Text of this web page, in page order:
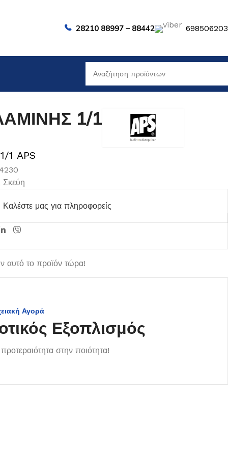
28210 88997 – 88442
1/1
1 APS
Σκεύη
Καλέστε μας για πληροφορείς
αυτό το προϊόν τώρα!
Αγορά
Εξοπλισμός
στην ποιότητα!